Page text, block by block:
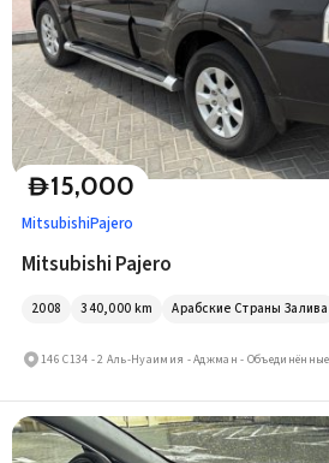
D15,000
MitsubishiPajero
Mitsubishi Pajero
2008 340,000 km Арабские Страны Залива